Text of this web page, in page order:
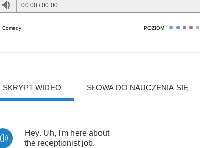
00:00 /00:00
Comedy POZIOM:
SKRYPT WIDEO SŁOWA DO NAUCZENIA SIĘ
Hey. Uh, I'm here about
the receptionist job.